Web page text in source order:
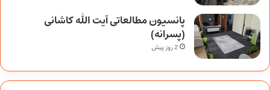
پانسیون مطالعاتی آیت الله کاشانی
(پسرانه)
2 روز پیش